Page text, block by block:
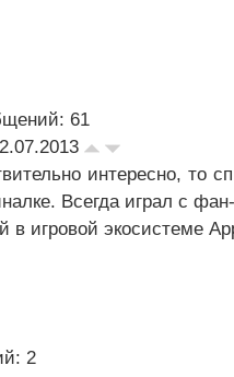
61
интересно, то
Всегда играл с
в игровой экосистеме
2